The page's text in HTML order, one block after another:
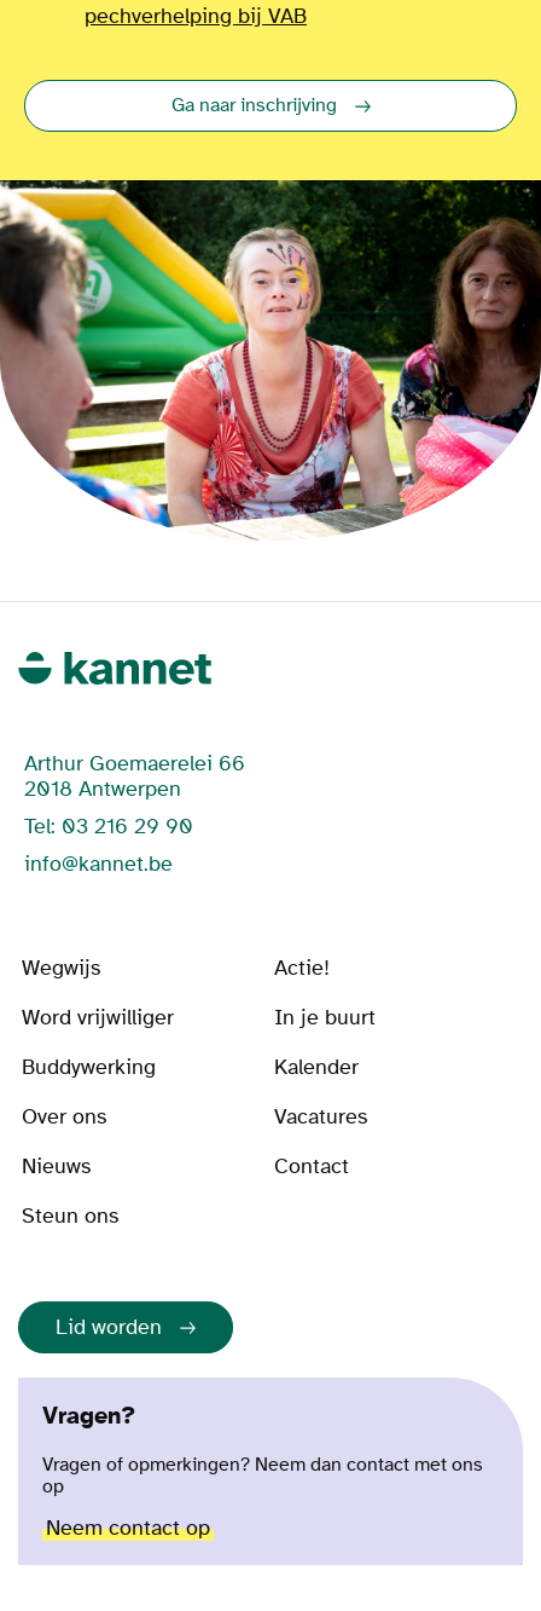
pechverhelping bij VAB
Ga naar inschrijving
Arthur Goemaerelei 66
2018 Antwerpen
Tel: 03 216 29 90
info@kannet.be
Wegwijs
Actie!
Word vrijwilliger
In je buurt
Buddywerking
Kalender
Over ons
Vacatures
Nieuws
Contact
Steun ons
Lid worden
Vragen?
Vragen of opmerkingen? Neem dan contact met ons
op
Neem contact op